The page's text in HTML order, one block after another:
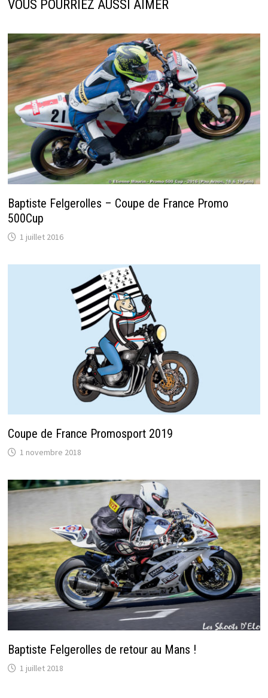
VOUS POURRIEZ AUSSI AIMER
Baptiste Felgerolles – Coupe de France Promo
500Cup
1 juillet 2016
Coupe de France Promosport 2019
1 novembre 2018
Baptiste Felgerolles de retour au Mans !
1 juillet 2018